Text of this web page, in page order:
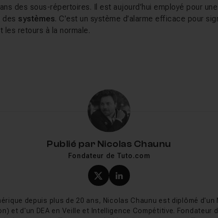
des sous-répertoires. Il est aujourd’hui employé pour une
des systèmes. C’est un système d’alarme efficace pour
les retours à la normale.
de trois parties distinctes.
offre une vue d’ensemble du système et enfin des
surveiller les réseaux : HTTP, NNTP, POP3….
connectés…
plusieurs possibilités comme lasupervision applicative
- manuelles ou automatiques -, du
des états de ressource
gérer pour chaque élément supervisé différents éléments
Publié par Nicolas Chaunu
Fondateur de Tuto.com
Profil X (twitter) de Nicolas
Profil LinkedIn de
depuis plus de 20 ans, Nicolas Chaunu est diplômé d'un
et d'un DEA en Veille et Intelligence Compétitive. Fondateur